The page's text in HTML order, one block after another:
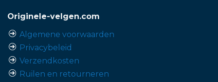
Originele-velgen.com
Algemene voorwaarden
Privacybeleid
Verzendkosten
Ruilen en retourneren